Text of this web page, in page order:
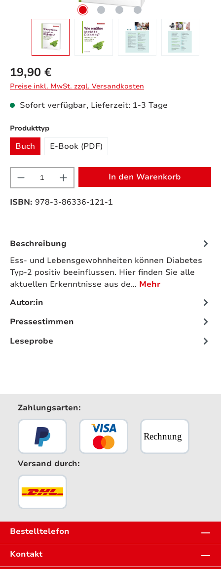
19,90 €
Preise inkl. MwSt. zzgl. Versandkosten
Sofort verfügbar, Lieferzeit: 1-3 Tage
Produkttypauswählen
Buch E-Book (PDF)
Produkt Anzahl: Gib den
In den Warenkorb
ISBN: 978-3-86336-121-1
Beschreibung
Ess- und Lebensgewohnheiten können Diabetes
Typ-2 positiv beeinflussen. Hier finden Sie alle
aktuellen Erkenntnisse aus de… Mehr
Autor:in
Pressestimmen
Leseprobe
Zahlungsarten:
Versand durch:
Bestelltelefon
Kontakt